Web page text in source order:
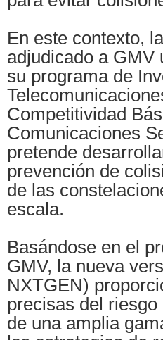
En este contexto,
adjudicado a GMV
su programa de
Competitividad
Comunicaciones
pretende
prevención de
de las
escala.
Basándose en el
GMV, la nueva
NXTGEN)
precisas del
de una amplia